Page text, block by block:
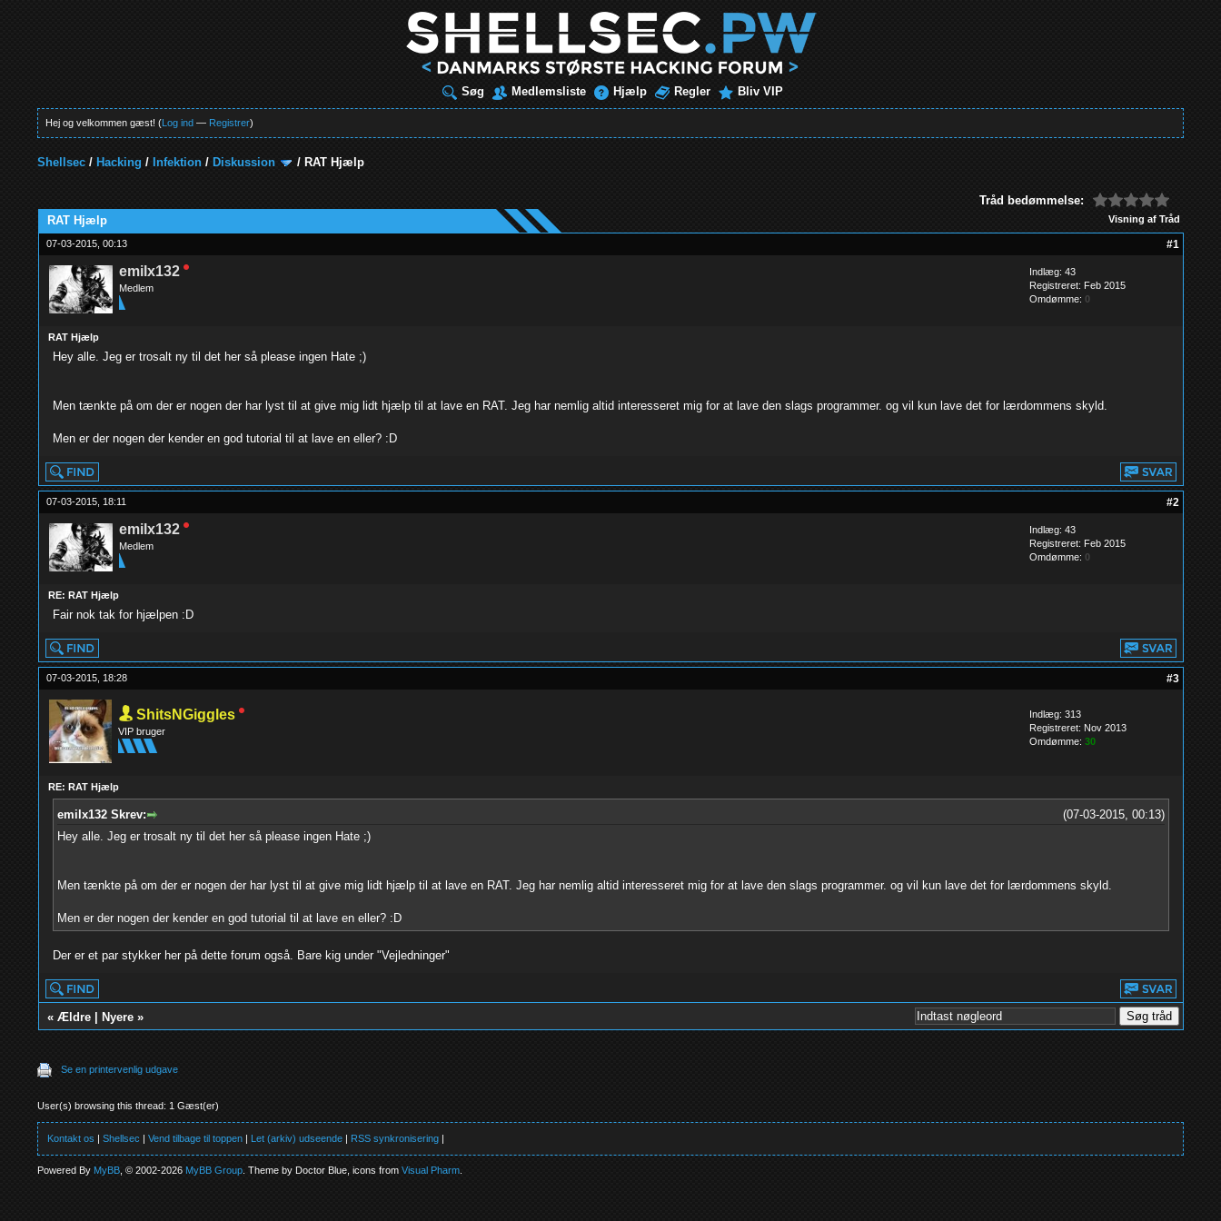
Søg Medlemsliste Hjælp Regler Bliv VIP
Hej og velkommen gæst! (Log ind — Registrer)
Shellsec / Hacking / Infektion / Diskussion / RAT Hjælp
Tråd bedømmelse:
Visning af Tråd
RAT Hjælp
07-03-2015, 00:13 #1
emilx132
Medlem
Indlæg: 43
Registreret: Feb 2015
Omdømme: 0
RAT Hjælp
Hey alle. Jeg er trosalt ny til det her så please ingen Hate ;)
Men tænkte på om der er nogen der har lyst til at give mig lidt hjælp til at lave en RAT. Jeg har nemlig altid interesseret mig for at lave den slags programmer. og vil kun lave det for lærdommens skyld.
Men er der nogen der kender en god tutorial til at lave en eller? :D
07-03-2015, 18:11 #2
emilx132
Medlem
Indlæg: 43
Registreret: Feb 2015
Omdømme: 0
RE: RAT Hjælp
Fair nok tak for hjælpen :D
07-03-2015, 18:28 #3
ShitsNGiggles
VIP bruger
Indlæg: 313
Registreret: Nov 2013
Omdømme: 30
RE: RAT Hjælp
(07-03-2015, 00:13)
emilx132 Skrev:
Hey alle. Jeg er trosalt ny til det her så please ingen Hate ;)
Men tænkte på om der er nogen der har lyst til at give mig lidt hjælp til at lave en RAT. Jeg har nemlig altid interesseret mig for at lave den slags programmer. og vil kun lave det for lærdommens skyld.
Men er der nogen der kender en god tutorial til at lave en eller? :D
Der er et par stykker her på dette forum også. Bare kig under "Vejledninger"
« Ældre| Nyere»
Se en printervenlig udgave
User(s) browsing this thread: 1 Gæst(er)
Kontakt os |Shellsec |Vend tilbage til toppen | Let (arkiv) udseende | RSS synkronisering |
Powered ByMyBB , © 2002-2026MyBB Group . Theme by Doctor Blue, icons fromVisual Pharm